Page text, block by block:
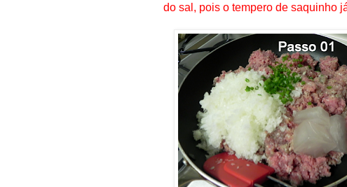
do sal, pois o tempero de saquinho